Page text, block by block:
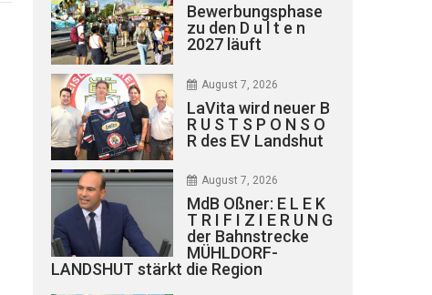
Bewerbungsphase
zu den D u l t e n
2027 läuft
August 7, 2026
LaVita wird neuer B
R U S T S P O N S O
R des EV Landshut
August 7, 2026
MdB Oßner: E L E K
T R I F I Z I E R U N G
der Bahnstrecke
MÜHLDORF-
LANDSHUT stärkt die Region